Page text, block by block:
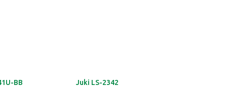
BB
Juki LS-2342